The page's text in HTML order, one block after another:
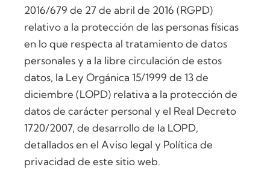
2016/679 de 27 de abril de 2016 (RGPD)
relativo a la protección de las personas físicas
en lo que respecta al tratamiento de datos
personales y a la libre circulación de estos
datos, la Ley Orgánica 15/1999 de 13 de
diciembre (LOPD) relativa a la protección de
datos de carácter personal y el Real Decreto
1720/2007, de desarrollo de la LOPD,
detallados en el Aviso legal y Política de
privacidad de este sitio web.